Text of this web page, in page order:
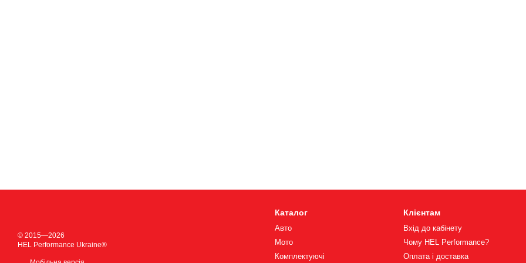
© 2015—2026
HEL Performance Ukraine®
Каталог
Авто
Мото
Комплектуючі
Клієнтам
Вхід до кабінету
Чому HEL Performance?
Оплата і доставка